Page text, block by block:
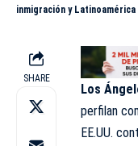
inmigración y Latinoamérica
SHARE
Los
perfilan
EE.UU.